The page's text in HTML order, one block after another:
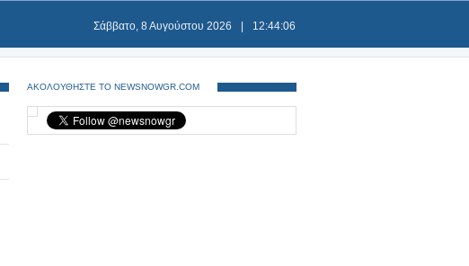
Σάββατο, 8 Αυγούστου 2026 12:44:06
ΑΚΟΛΟΥΘΗΣΤΕ ΤΟ NEWSNOWGR.COM